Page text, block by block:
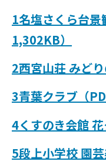
1名塩さくら台景
1,302KB）
2西宮山荘 みど
3青葉クラブ（
4くすのき会館
5段上小学校 園